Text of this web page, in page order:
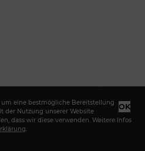
OK
um eine bestmögliche Bereitstellung
der Nutzung unserer Website
dass wir diese verwenden. Weitere Infos
.